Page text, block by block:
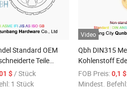
Standard OEM
Teile
$/ Stück
1 Stück
Video
Qbh DIN315
Kohlenstoff
Rechteck Griff
FOB Preis:0,1 $
Mindest. Befehl: